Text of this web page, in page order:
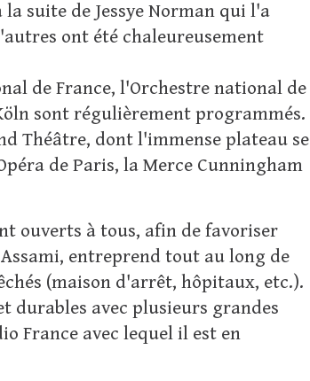
suite de Jessye Norman qui l'a
ont été chaleureusement
de France, l'Orchestre national de
sont régulièrement programmés.
Théâtre, dont l'immense plateau se
de Paris, la Merce Cunningham
ouverts à tous, afin de favoriser
entreprend tout au long de
(maison d'arrêt, hôpitaux, etc.).
durables avec plusieurs grandes
France avec lequel il est en